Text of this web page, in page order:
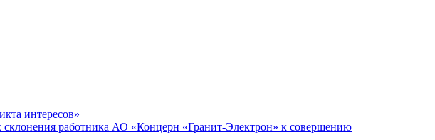
интересов»
работника АО «Концерн «Гранит-Электрон» к совершению